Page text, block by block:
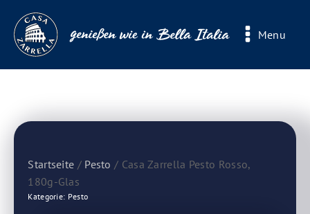
Menu
Startseite / Pesto / Casa Zarrella Pesto Rosso,
180g-Glas
Kategorie: Pesto